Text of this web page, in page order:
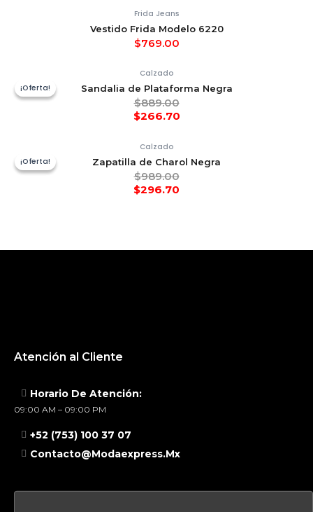
Frida Jeans
Vestido Frida Modelo 6220
$769.00
¡Oferta!
¡Oferta!
Calzado
Sandalia de Plataforma Negra
$889.00
$266.70
¡Oferta!
¡Oferta!
Calzado
Zapatilla de Charol Negra
$989.00
$296.70
Atención al Cliente
Horario De Atención:
09:00 AM – 09:00 PM
+52 (753) 100 37 07
Contacto@modaexpress.mx